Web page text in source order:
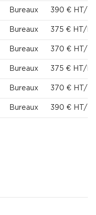
Bureaux 390 € HT/
Bureaux 375 € HT/
Bureaux 370 € HT/
Bureaux 375 € HT/
Bureaux 370 € HT/
Bureaux 390 € HT/